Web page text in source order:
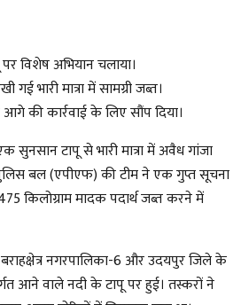
विशेष अभियान चलाया।
भारी मात्रा में सामग्री जब्त।
की कार्रवाई के लिए सौंप दिया।
सुनसान टापू से भारी मात्रा में अवैध गांजा
बल (एपीएफ) की टीम ने एक गुप्त सूचना
किलोग्राम मादक पदार्थ जब्त करने में
नगरपालिका-6 और उदयपुर जिले के
आने वाले नदी के टापू पर हुई। तस्करों ने